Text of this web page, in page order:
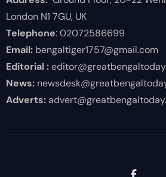
London N1 7GU, UK
Telephone: 02072586699
Email:bengaltiger1757@gmail.com
Editorial :
News:
Adverts: